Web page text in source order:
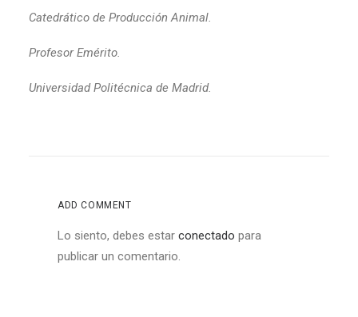
Catedrático de Producción Animal.
Profesor Emérito.
Universidad Politécnica de Madrid.
ADD COMMENT
Lo siento, debes estar conectado para
publicar un comentario.